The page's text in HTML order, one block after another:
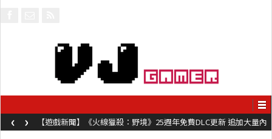
【遊戲新聞】《火線獵殺：野境》25週年免費DLC更新 追加大量內
容同時系舊作限時超平價折扣
‹ ›